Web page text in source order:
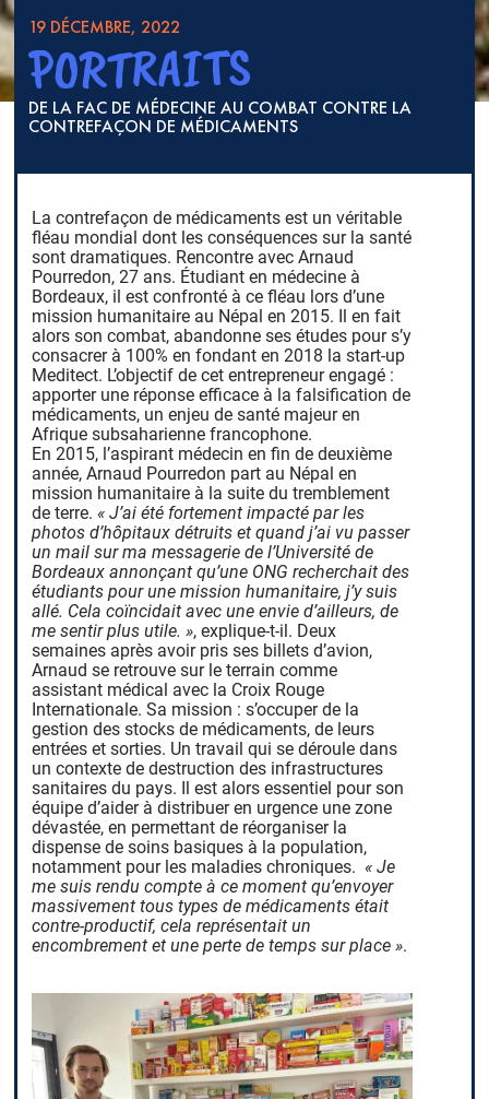
19 DÉCEMBRE, 2022
PORTRAITS
DE LA FAC DE MÉDECINE AU COMBAT CONTRE LA
CONTREFAÇON DE MÉDICAMENTS
La contrefaçon de médicaments est un véritable
fléau mondial dont les conséquences sur la santé
sont dramatiques. Rencontre avec Arnaud
Pourredon, 27 ans. Étudiant en médecine à
Bordeaux, il est confronté à ce fléau lors d’une
mission humanitaire au Népal en 2015. Il en fait
alors son combat, abandonne ses études pour s’y
consacrer à 100% en fondant en 2018 la start-up
Meditect. L’objectif de cet entrepreneur engagé :
apporter une réponse efficace à la falsification de
médicaments, un enjeu de santé majeur en
Afrique subsaharienne francophone.
En 2015, l’aspirant médecin en fin de deuxième
année, Arnaud Pourredon part au Népal en
mission humanitaire à la suite du tremblement
de terre. « J’ai été fortement impacté par les
photos d’hôpitaux détruits et quand j’ai vu passer
un mail sur ma messagerie de l’Université de
Bordeaux annonçant qu’une ONG recherchait des
étudiants pour une mission humanitaire, j’y suis
allé. Cela coïncidait avec une envie d’ailleurs, de
me sentir plus utile. », explique-t-il. Deux
semaines après avoir pris ses billets d’avion,
Arnaud se retrouve sur le terrain comme
assistant médical avec la Croix Rouge
Internationale. Sa mission : s’occuper de la
gestion des stocks de médicaments, de leurs
entrées et sorties. Un travail qui se déroule dans
un contexte de destruction des infrastructures
sanitaires du pays. Il est alors essentiel pour son
équipe d’aider à distribuer en urgence une zone
dévastée, en permettant de réorganiser la
dispense de soins basiques à la population,
notamment pour les maladies chroniques. « Je
me suis rendu compte à ce moment qu’envoyer
massivement tous types de médicaments était
contre-productif, cela représentait un
encombrement et une perte de temps sur place ».